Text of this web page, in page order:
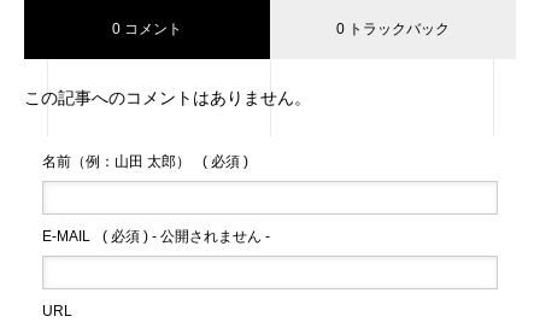
0 コメント 0 トラックバック
この記事へのコメントはありません。
名前（例：山田 太郎） ( 必須 )
E-MAIL ( 必須 ) - 公開されません -
URL